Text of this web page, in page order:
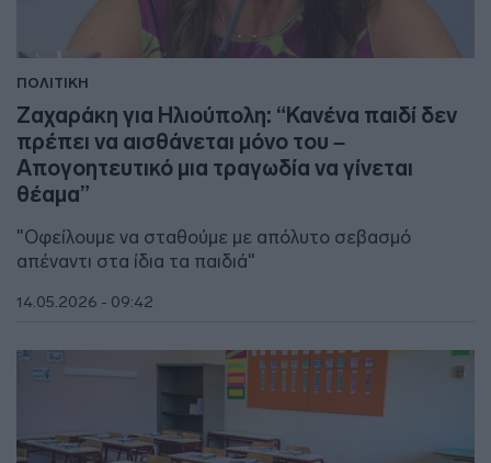
ΠΟΛΙΤΙΚΗ
Ζαχαράκη για Ηλιούπολη: “Κανένα παιδί δεν
πρέπει να αισθάνεται μόνο του –
Απογοητευτικό μια τραγωδία να γίνεται
θέαμα”
"Οφείλουμε να σταθούμε με απόλυτο σεβασμό
απέναντι στα ίδια τα παιδιά"
14.05.2026 - 09:42